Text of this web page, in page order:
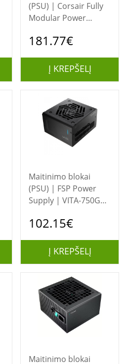
(PSU) | Corsair Fully
Modular Power
Series RM1000x |
181.77€
Į KREPŠELĮ
Maitinimo blokai
(PSU) | FSP Power
Supply | VITA-750GM
102.15€
Į KREPŠELĮ
Maitinimo blokai